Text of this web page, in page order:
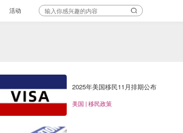
活动
2025年美国移民11月排期公布
美国 | 移民政策